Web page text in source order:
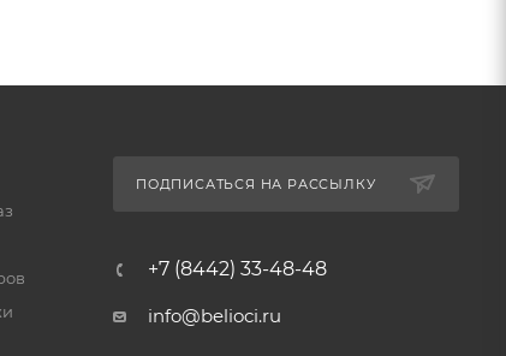
ПОДПИСАТЬСЯ НА РАССЫЛКУ
+7 (8442) 33-48-48
info@belioci.ru